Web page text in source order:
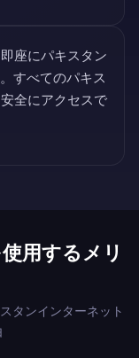
座にパキスタン
すべてのパキス
全にアクセスで
用するメリ
タンインターネット